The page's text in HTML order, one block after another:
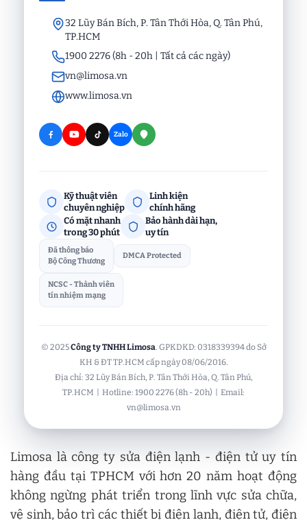
32 Lũy Bán Bích, P. Tân Thới Hòa, Q. Tân Phú,
TP.HCM
1900 2276 (8h - 20h | Tất cả các ngày)
vn@limosa.vn
www.limosa.vn
Zalo
Kỹ thuật viên
chuyên nghiệp
Linh kiện
chính hãng
Có mặt nhanh
trong 30 phút
Bảo hành dài hạn,
uy tín
Đã thông báo
Bộ Công Thương
DMCA Protected
NCSC - Thành viên
tín nhiệm mạng
© 2025Công ty TNHH Limosa. GPKDKD: 0318339394 do Sở
KH & ĐT TP.HCM cấp ngày 08/06/2016.
Địa chỉ: 32 Lũy Bán Bích, P. Tân Thới Hòa, Q. Tân Phú,
TP.HCM | Hotline: 1900 2276 (8h - 20h) | Email:
vn@limosa.vn
Limosa là công ty sửa điện lạnh - điện tử uy tín
hàng đầu tại TPHCM với hơn 20 năm hoạt động
không ngừng phát triển trong lĩnh vực sửa chữa,
vệ sinh, bảo trì các thiết bị điện lạnh, điện tử, điện